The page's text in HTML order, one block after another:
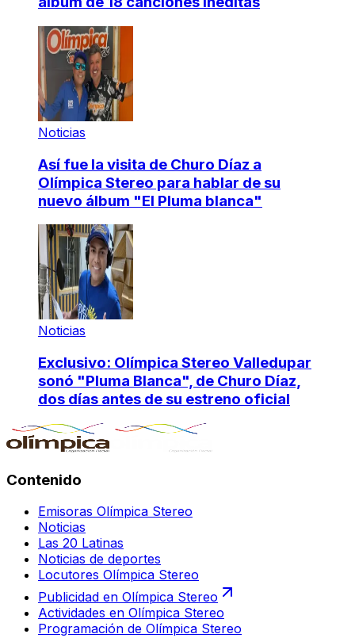
Noticias
Así fue la visita de Churo Díaz a
Olímpica Stereo para hablar de su
nuevo álbum "El Pluma blanca"
Noticias
Exclusivo: Olímpica Stereo Valledupar
sonó "Pluma Blanca", de Churo Díaz,
dos días antes de su estreno oficial
Contenido
Emisoras Olímpica Stereo
Noticias
Las 20 Latinas
Noticias de deportes
Locutores Olímpica Stereo
Publicidad en Olímpica Stereo
Actividades en Olímpica Stereo
Programación de Olímpica Stereo